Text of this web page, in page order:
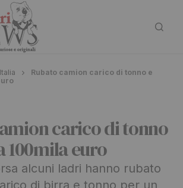
Italia
Rubato camion carico di tonno e
carico di tonno
100mila euro
alcuni ladri hanno rubato